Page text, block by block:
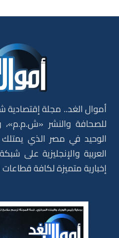
أموال الغد.. مجلة
للصحافة والنشر «ش.م.م»،
الوحيد في مصر الذي يمتلك
العربية والإنجليزية على
إخبارية متميزة لكافة